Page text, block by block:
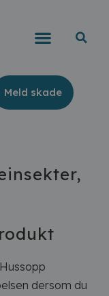
Meld skade
dersom du